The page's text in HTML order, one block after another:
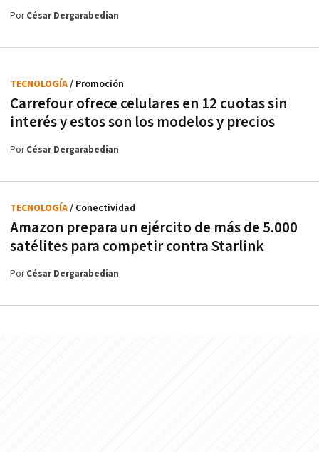
PorCésar Dergarabedian
Carrefour ofrece celulares en 12 cuotas sin
interés y estos son los modelos y precios
TECNOLOGÍA/ Promoción
PorCésar Dergarabedian
Amazon prepara un ejército de más de 5.000
satélites para competir contra Starlink
TECNOLOGÍA/ Conectividad
PorCésar Dergarabedian